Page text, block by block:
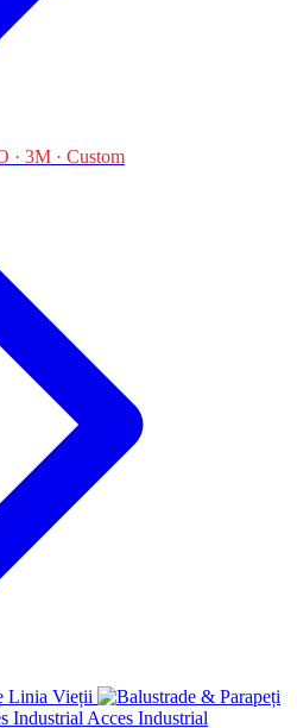
· 3M · Custom
Linia Vieții
Acces Industrial